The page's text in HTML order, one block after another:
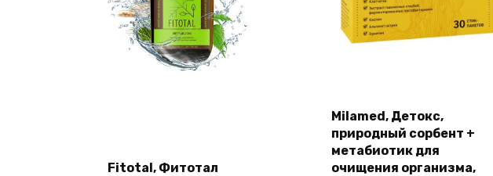
Fitotal, Фитотал
Milamed, Детокс,
природный сорбент +
метабиотик для
очищения организма,